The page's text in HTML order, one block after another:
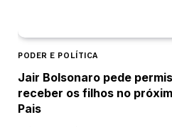
PODER E POLÍTICA
Jair Bolsonaro pede
receber os filhos no
Pais